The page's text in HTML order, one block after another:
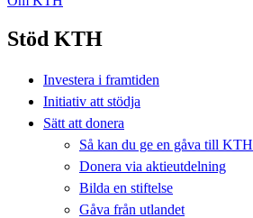
Stöd KTH
Investera i framtiden
Initiativ att stödja
Sätt att donera
Så kan du ge en gåva till KTH
Donera via aktieutdelning
Bilda en stiftelse
Gåva från utlandet